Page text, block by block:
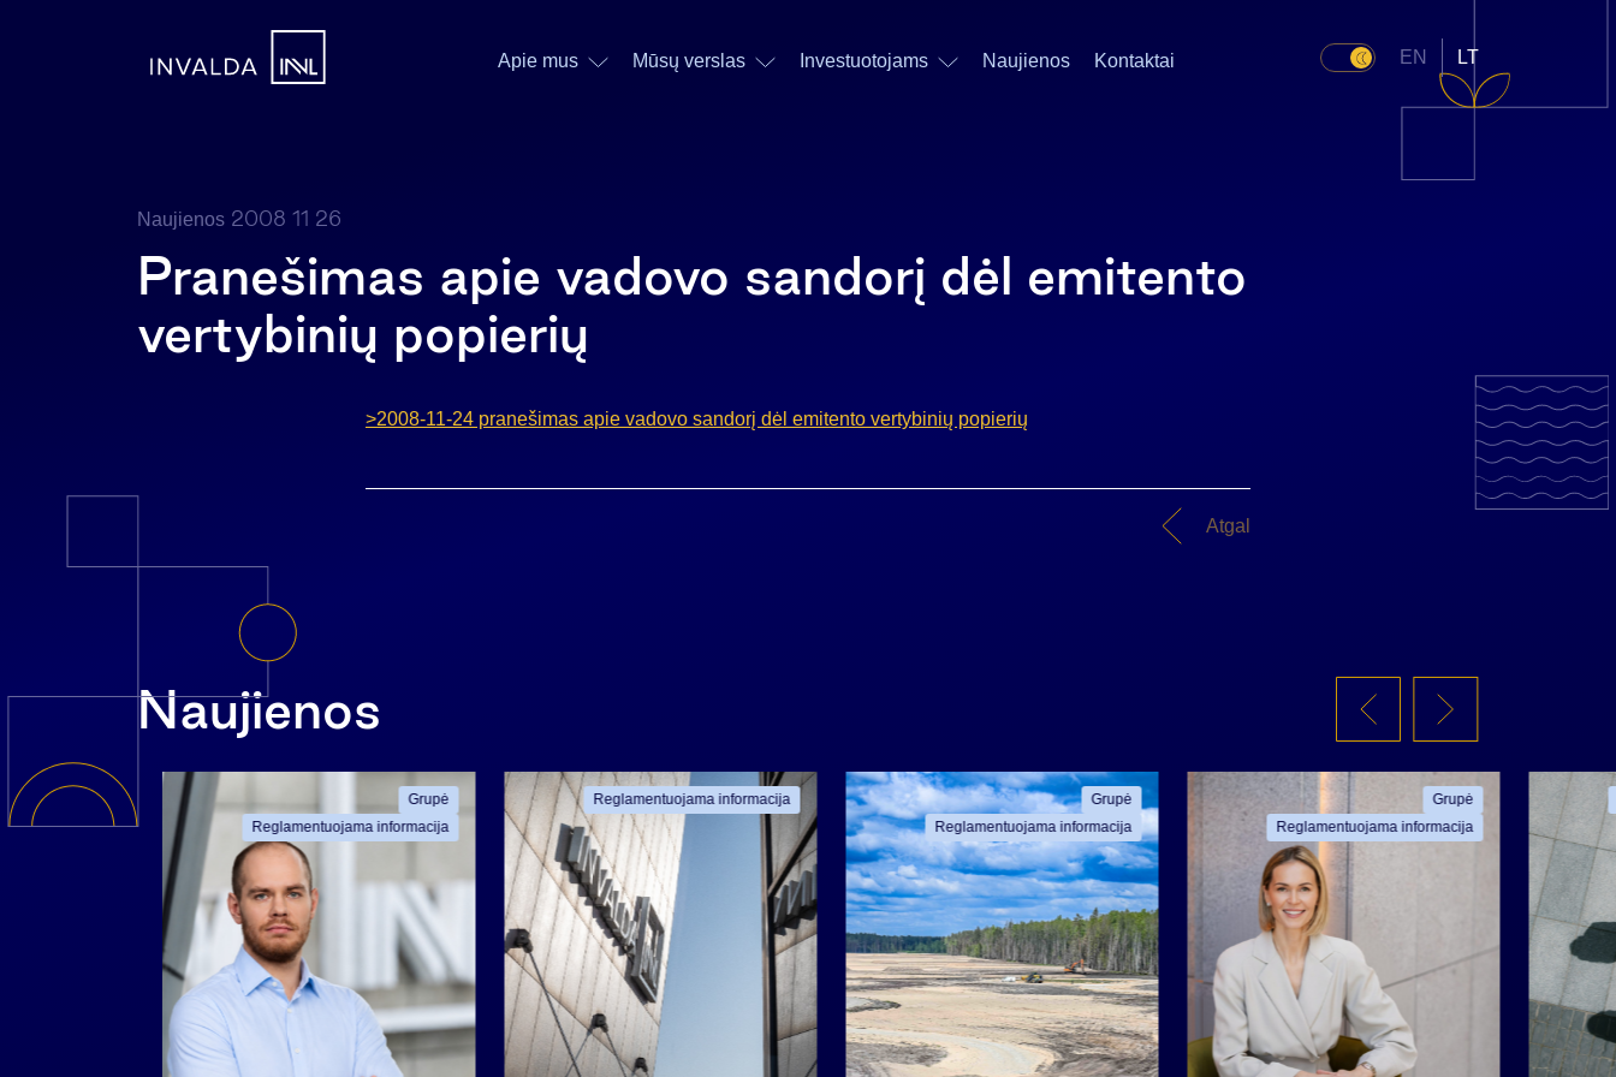
Apie mus Mūsų verslas Investuotojams Naujienos Kontaktai EN LT
Naujienos 2008 11 26
Pranešimas apie vadovo sandorį dėl emitento
vertybinių popierių
>2008-11-24 pranešimas apie vadovo sandorį dėl emitento vertybinių popierių
Atgal
Naujienos
informacija
Grupė
Reglamentuojama informacija
Reglamentuojama informacija
Grupė
Reglamentuojama informacija
Grupė
Reglamentuojama informacija